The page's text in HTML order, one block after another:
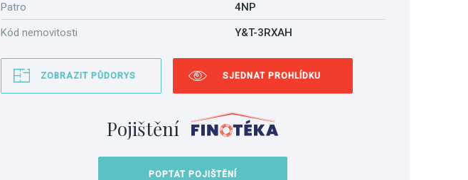
Patro
4NP
Kód nemovitosti
Y&T-3RXAH
ZOBRAZIT PŮDORYS SJEDNAT PROHLÍDKU
Pojištění
POPTAT POJIŠTĚNÍ